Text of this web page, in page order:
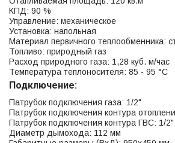
КПД: 90 %
Управление: механическое
Установка: напольная
Материал первичного теплообменника:
Топливо: природный газ
Расход природного газа: 1,28 куб. м/час
Температура теплоносителя: 85 - 95 °С
Подключение:
Патрубок подключения газа: 1/2"
Патрубок подключения контура
Патрубок подключения контура ГВС: 1/2"
Диаметр дымохода: 112 мм